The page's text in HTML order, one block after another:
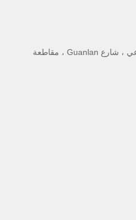
رقم 11 ، طريق Lingwu الصناعي ، شارع Guanlan ، مقاطعة